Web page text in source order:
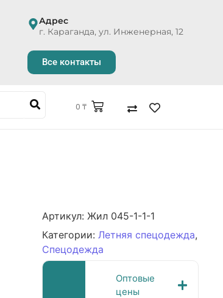
Адрес
г. Караганда, ул. Инженерная, 12
Все контакты
0 ₸
Артикул: Жил 045-1-1-1
Категории: Летняя спецодежда,
Спецодежда
Оптовые
цены